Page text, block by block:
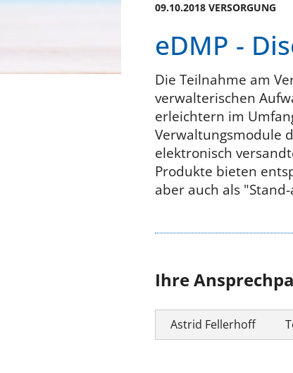
09.10.2018 VERSORGUNG
eDMP -
Die Teilnahme am
verwalterischen
erleichtern im
Verwaltungsmodule
elektronisch
Produkte bieten
aber auch als
Ihre
Astrid Fellerhoff